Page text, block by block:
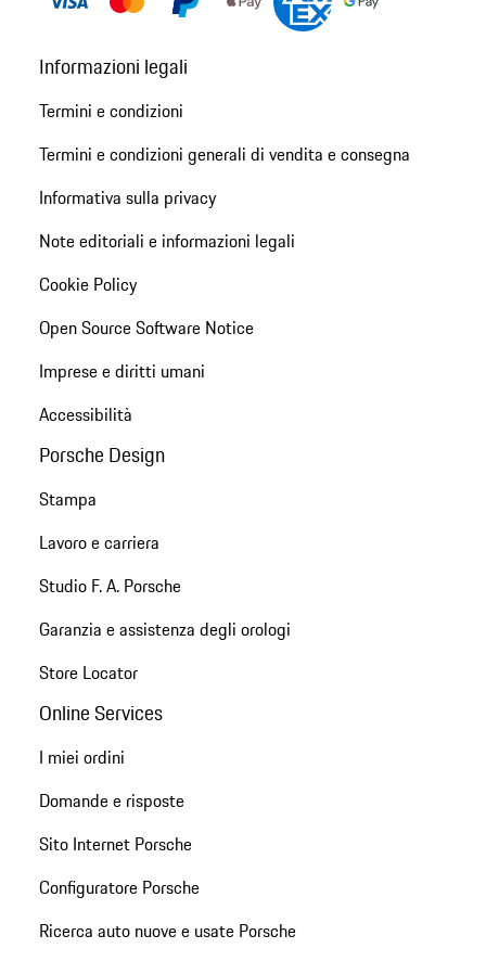
Informazioni legali
Termini e condizioni
Termini e condizioni generali di vendita e consegna
Informativa sulla privacy
Note editoriali e informazioni legali
Cookie Policy
Open Source Software Notice
Imprese e diritti umani
Accessibilità
Porsche Design
Stampa
Lavoro e carriera
Studio F. A. Porsche
Garanzia e assistenza degli orologi
Store Locator
Online Services
I miei ordini
Domande e risposte
Sito Internet Porsche
Configuratore Porsche
Ricerca auto nuove e usate Porsche